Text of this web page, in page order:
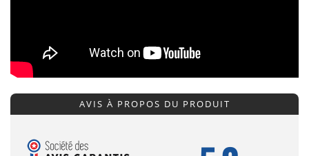
AVIS À PROPOS DU PRODUIT